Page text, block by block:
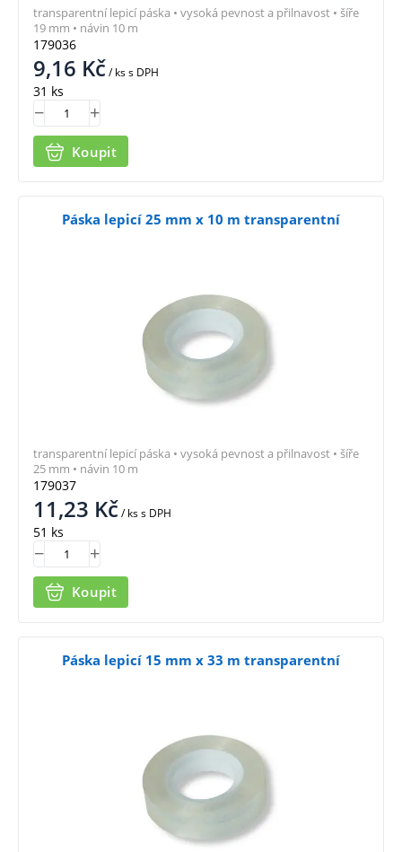
179036
9,16 Kč/ kss DPH
31 ks
Koupit
transparentní lepicí páska • vysoká pevnost a přilnavost • šíře
19 mm • návin 10 m
Páska lepicí 25 mm x 10 m transparentní
179037
11,23 Kč/ kss DPH
51 ks
Koupit
transparentní lepicí páska • vysoká pevnost a přilnavost • šíře
25 mm • návin 10 m
Páska lepicí 15 mm x 33 m transparentní